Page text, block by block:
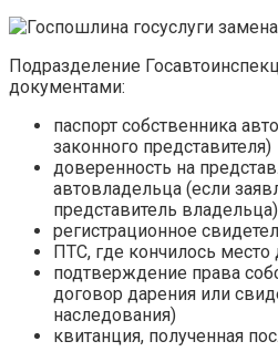
Подразделение
документами:
паспорт собственника
законного представителя)
доверенность на
автовладельца (если
представитель владельца)
регистрационное
ПТС, где кончилось место
подтверждение права
договор дарения или
наследования)
квитанция, полученная